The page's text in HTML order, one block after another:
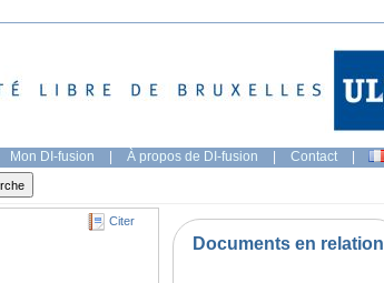
Mon DI-fusion | À propos de DI-fusion | Contact |
Citer
Documents en relation